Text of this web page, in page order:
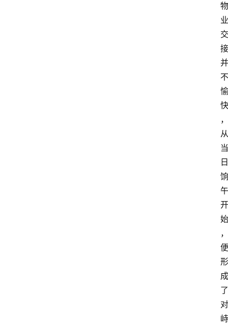
物
业
交
接
并
不
愉
快
，
从
当
日
饷
午
开
始
，
便
形
成
了
对
峙